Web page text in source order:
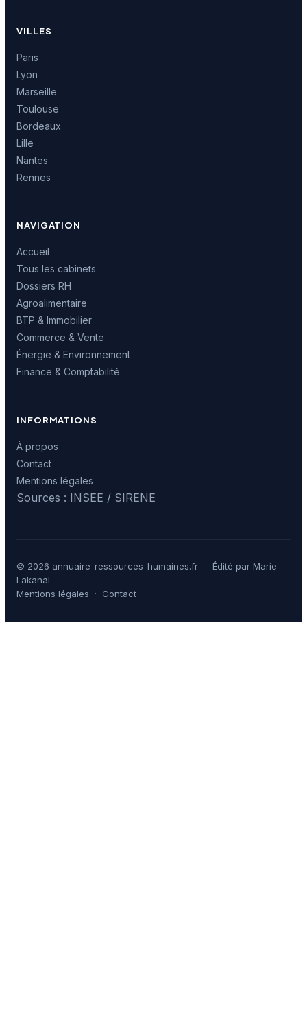
VILLES
Paris
Lyon
Marseille
Toulouse
Bordeaux
Lille
Nantes
Rennes
NAVIGATION
Accueil
Tous les cabinets
Dossiers RH
Agroalimentaire
BTP & Immobilier
Commerce & Vente
Énergie & Environnement
Finance & Comptabilité
INFORMATIONS
À propos
Contact
Mentions légales
Sources : INSEE / SIRENE
© 2026 annuaire-ressources-humaines.fr — Édité par Marie
Lakanal
Mentions légales · Contact